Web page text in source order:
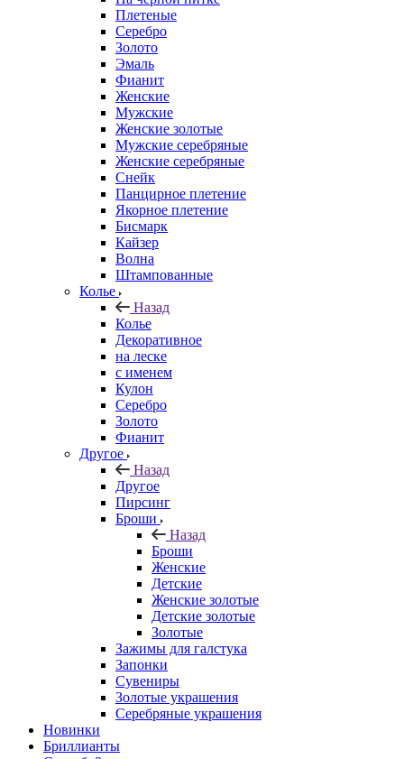
Плетеные
Серебро
Золото
Эмаль
Фианит
Женские
Мужские
Женские золотые
Мужские серебряные
Женские серебряные
Снейк
Панцирное плетение
Якорное плетение
Бисмарк
Кайзер
Волна
Штампованные
Колье
Назад
Колье
Декоративное
на леске
с именем
Кулон
Серебро
Золото
Фианит
Другое
Назад
Другое
Пирсинг
Броши
Назад
Броши
Женские
Детские
Женские золотые
Детские золотые
Золотые
Зажимы для галстука
Запонки
Сувениры
Золотые украшения
Серебряные украшения
Новинки
Бриллианты